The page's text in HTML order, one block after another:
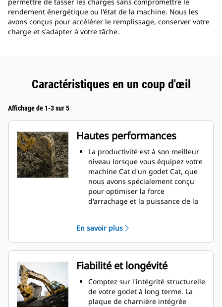
permettre de tasser les charges sans compromettre le
rendement énergétique ou l'état de la machine. Nous les
avons conçus pour accélérer le remplissage, conserver votre
charge et s'adapter à votre tâche.
Caractéristiques en un coup d'œil
Affichage de 1-3 sur 5
Hautes performances
La productivité est à son meilleur
niveau lorsque vous équipez votre
machine Cat d'un godet Cat, que
nous avons spécialement conçu
pour optimiser la force
d'arrachage et la puissance de la
double améliore le flux des
matières dans le godet. Le
dégagement de talon accru
garantit que le fond du godet ne
frotte pas, ce qui réduit les coûts
d'entretien.
La consommation de carburant est
maximale lors de l'excavation. Les
En savoir plus
Fiabilité et longévité
Comptez sur l'intégrité structurelle
de votre godet à long terme. La
plaque de charnière intégrée